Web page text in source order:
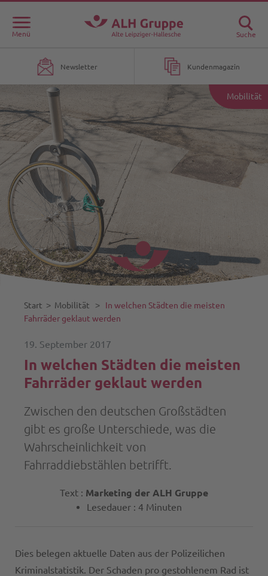
Menü Suche
Newsletter Kundenmagazin
Mobilität
Start ˃ Mobilität ˃ In welchen Städten die meisten
Fahrräder geklaut werden
19. September 2017
In welchen Städten die meisten
Fahrräder geklaut werden
Zwischen den deutschen Großstädten
gibt es große Unterschiede, was die
Wahrscheinlichkeit von
Fahrraddiebstählen betrifft.
Text : Marketing der ALH Gruppe
Lesedauer : 4 Minuten
Dies belegen aktuelle Daten aus der Polizeilichen
Kriminalstatistik. Der Schaden pro gestohlenem Rad ist